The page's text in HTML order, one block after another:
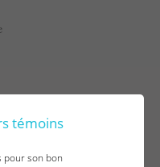
salle à manger et salon
2 chambres fermées
témoins
pour son bon